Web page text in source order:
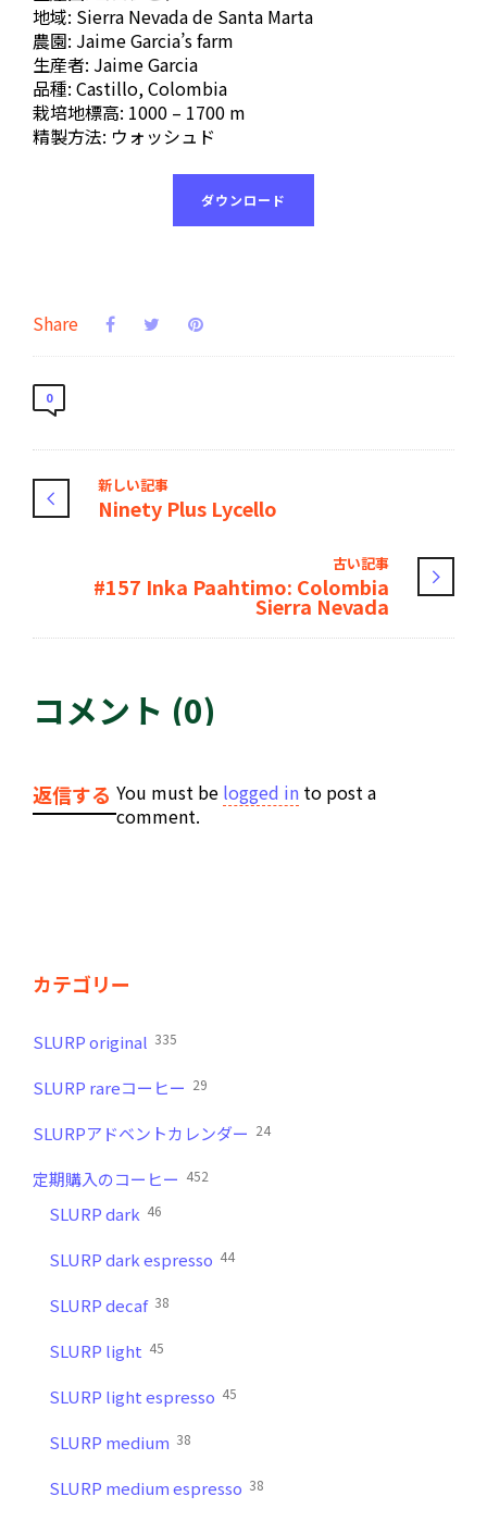
地域: Sierra Nevada de Santa Marta
農園: Jaime Garcia’s farm
生産者: Jaime Garcia
品種: Castillo, Colombia
栽培地標高: 1000 – 1700 m
精製方法: ウォッシュド
ダウンロード
Share
0
新しい記事
Ninety Plus Lycello
古い記事
#157 Inka Paahtimo: Colombia
Sierra Nevada
コメント (0)
返信する You must be logged in to post a
comment.
カテゴリー
SLURP original 335
SLURP rareコーヒー 29
SLURPアドベントカレンダー 24
定期購入のコーヒー 452
SLURP dark 46
SLURP dark espresso 44
SLURP decaf 38
SLURP light 45
SLURP light espresso 45
SLURP medium 38
SLURP medium espresso 38